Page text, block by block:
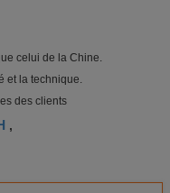
celui de la Chine.
et la technique.
des clients
,